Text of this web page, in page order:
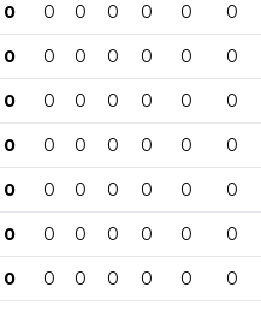
0 0 0 0 0 0 0
0 0 0 0 0 0 0
0 0 0 0 0 0 0
0 0 0 0 0 0 0
0 0 0 0 0 0 0
0 0 0 0 0 0 0
0 0 0 0 0 0 0